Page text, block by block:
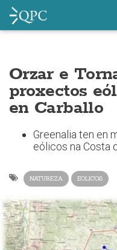
Orzar e
proxectos
en Carballo
Greenalia ten en
eólicos na Costa
NATUREZA EOLICOS